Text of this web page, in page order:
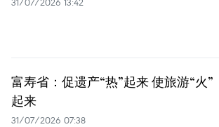
富寿省：促遗产“热”起来 使旅游“火”
起来
31/07/2026 07:38